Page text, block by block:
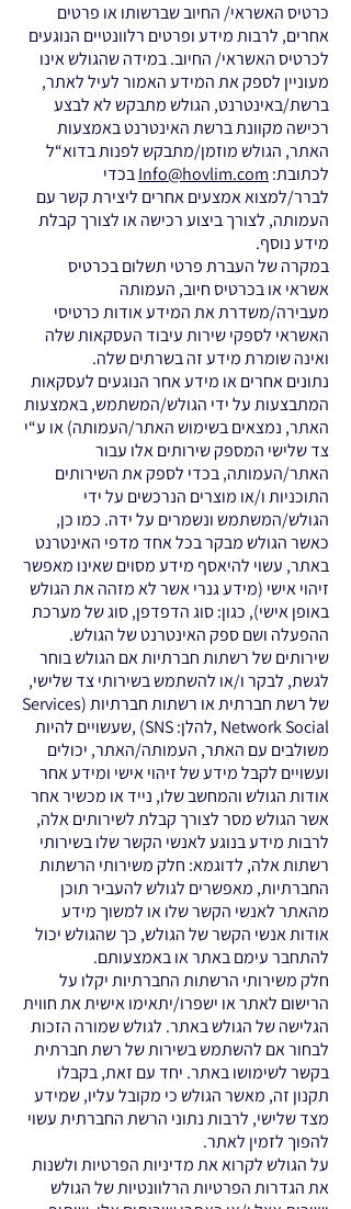
כרטיס האשראי/ החיוב שברשותו או פרטים
אחרים, לרבות מידע ופרטים רלוונטיים הנוגעים
לכרטיס האשראי/ החיוב. במידה שהגולש אינו
מעוניין לספק את המידע האמור לעיל לאתר,
ברשת/באינטרנט, הגולש מתבקש לא לבצע
רכישה מקוונת ברשת האינטרנט באמצעות
האתר, הגולש מוזמן/מתבקש לפנות בדוא“ל
לכתובת: Info@hovlim.comבכדי
לברר/למצוא אמצעים אחרים ליצירת קשר עם
העמותה, לצורך ביצוע רכישה או לצורך קבלת
מידע נוסף.
במקרה של העברת פרטי תשלום בכרטיס
אשראי או בכרטיס חיוב, העמותה
מעבירה/משדרת את המידע אודות כרטיסי
האשראי לספקי שירות עיבוד העסקאות שלה
ואינה שומרת מידע זה בשרתים שלה.
נתונים אחרים או מידע אחר הנוגעים לעסקאות
המתבצעות על ידי הגולש/המשתמש, באמצעות
האתר, נמצאים בשימוש האתר/העמותה) או ע“י
צד שלישי המספק שירותים אלו עבור
האתר/העמותה, בכדי לספק את השירותים
התוכניות ו/או מוצרים הנרכשים על ידי
הגולש/המשתמש ונשמרים על ידה. כמו כן,
כאשר הגולש מבקר בכל אחד מדפי האינטרנט
באתר, עשוי להיאסף מידע מסוים שאינו מאפשר
זיהוי אישי (מידע גנרי אשר לא מזהה את הגולש
באופן אישי), כגון: סוג הדפדפן, סוג של מערכת
ההפעלה ושם ספק האינטרנט של הגולש.
שירותים של רשתות חברתיות אם הגולש בוחר
לגשת, לבקר ו/או להשתמש בשירותי צד שלישי,
של רשת חברתית או רשתות חברתיות (Services
Network Social ,להלן: SNS) ,שעשויים להיות
משולבים עם האתר, העמותה/האתר, יכולים
ועשויים לקבל מידע של זיהוי אישי ומידע אחר
אודות הגולש והמחשב שלו, נייד או מכשיר אחר
אשר הגולש מסר לצורך קבלת לשירותים אלה,
לרבות מידע בנוגע לאנשי הקשר שלו בשירותי
רשתות אלה, לדוגמא: חלק משירותי הרשתות
החברתיות, מאפשרים לגולש להעביר תוכן
מהאתר לאנשי הקשר שלו או למשוך מידע
אודות אנשי הקשר של הגולש, כך שהגולש יכול
להתחבר עימם באתר או באמצעותם.
חלק משירותי הרשתות החברתיות יקלו על
הרישום לאתר או ישפרו/יתאימו אישית את חווית
הגלישה של הגולש באתר. לגולש שמורה הזכות
לבחור אם להשתמש בשירות של רשת חברתית
בקשר לשימושו באתר. יחד עם זאת, בקבלו
תקנון זה, מאשר הגולש כי מקובל עליו, שמידע
מצד שלישי, לרבות נתוני הרשת החברתית עשוי
להפוך לזמין לאתר.
על הגולש לקרוא את מדיניות הפרטיות ולשנות
את הגדרות הפרטיות הרלוונטיות של הגולש